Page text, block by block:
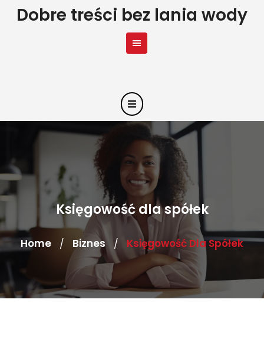
SkipDobre treści bez lania wody
Księgowość dla spółek
Home / Biznes / Księgowość Dla Spółek